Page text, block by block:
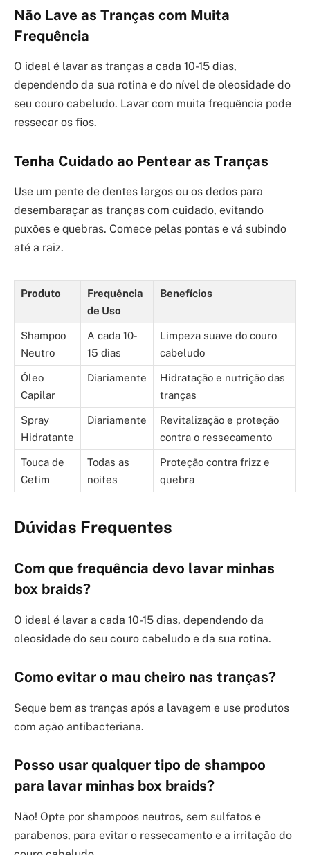
Não Lave as Tranças com Muita
Frequência
O ideal é lavar as tranças a cada 10-15 dias,
dependendo da sua rotina e do nível de oleosidade do
seu couro cabeludo. Lavar com muita frequência pode
ressecar os fios.
Tenha Cuidado ao Pentear as Tranças
Use um pente de dentes largos ou os dedos para
desembaraçar as tranças com cuidado, evitando
puxões e quebras. Comece pelas pontas e vá subindo
até a raiz.
Produto
Frequência
de Uso
Benefícios
Shampoo
Neutro
A cada 10-
15 dias
Limpeza suave do couro
cabeludo
Óleo
Capilar
Diariamente
Hidratação e nutrição das
tranças
Spray
Hidratante
Diariamente
Revitalização e proteção
contra o ressecamento
Touca de
Cetim
Todas as
noites
Proteção contra frizz e
quebra
Dúvidas Frequentes
Com que frequência devo lavar minhas
box braids?
O ideal é lavar a cada 10-15 dias, dependendo da
oleosidade do seu couro cabeludo e da sua rotina.
Como evitar o mau cheiro nas tranças?
Seque bem as tranças após a lavagem e use produtos
com ação antibacteriana.
Posso usar qualquer tipo de shampoo
para lavar minhas box braids?
Não! Opte por shampoos neutros, sem sulfatos e
parabenos, para evitar o ressecamento e a irritação do